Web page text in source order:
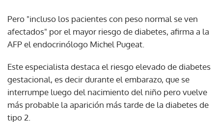
Pero "incluso los pacientes con peso normal se ven
afectados" por el mayor riesgo de diabetes, afirma a la
AFP el endocrinólogo Michel Pugeat.
Este especialista destaca el riesgo elevado de diabetes
gestacional, es decir durante el embarazo, que se
interrumpe luego del nacimiento del niño pero vuelve
más probable la aparición más tarde de la diabetes de
tipo 2.